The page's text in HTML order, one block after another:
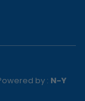
by : N-Y